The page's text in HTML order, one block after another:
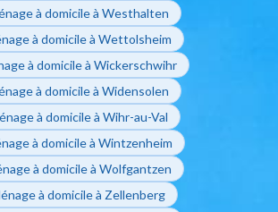
à domicile à Westhalten
à domicile à Wettolsheim
à domicile à Wickerschwihr
à domicile à Widensolen
à domicile à Wihr-au-Val
à domicile à Wintzenheim
à domicile à Wolfgantzen
à domicile à Zellenberg